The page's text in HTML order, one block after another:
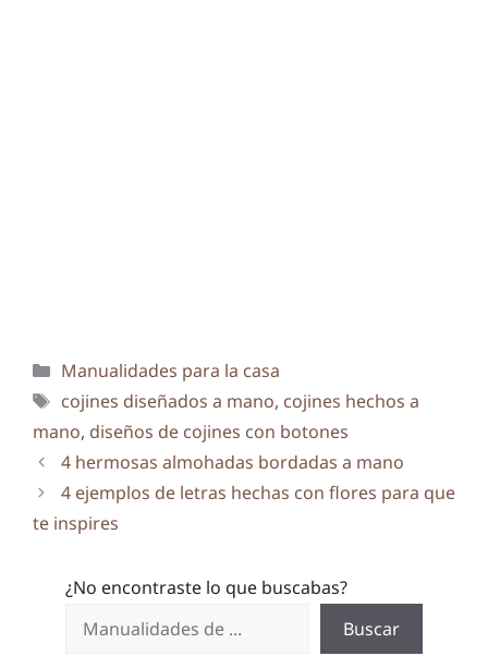
Categorías
Manualidades para la casa
Etiquetas
cojines diseñados a mano, cojines hechos a
mano, diseños de cojines con botones
4 hermosas almohadas bordadas a mano
4 ejemplos de letras hechas con flores para que
te inspires
¿No encontraste lo que buscabas?
Buscar